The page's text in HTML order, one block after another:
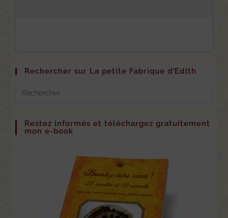
Rechercher sur La petite Fabrique d’Edith
Restez informés et téléchargez gratuitement
mon e-book